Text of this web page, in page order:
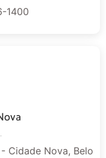
1400
Cidade Nova, Belo